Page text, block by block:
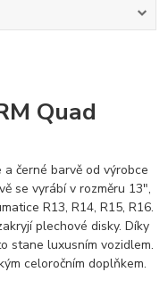
Quad
černé barvě od výrobce
se vyrábí v rozměru 13",
R13, R14, R15, R16.
plechové disky. Díky
stane luxusním vozidlem.
celoročním doplňkem.